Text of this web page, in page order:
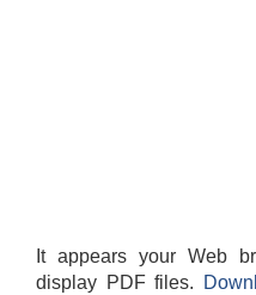
It appears your Web
display PDF files.